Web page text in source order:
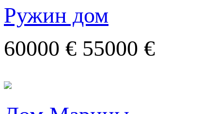
Ружин дом
60000 € 55000 €